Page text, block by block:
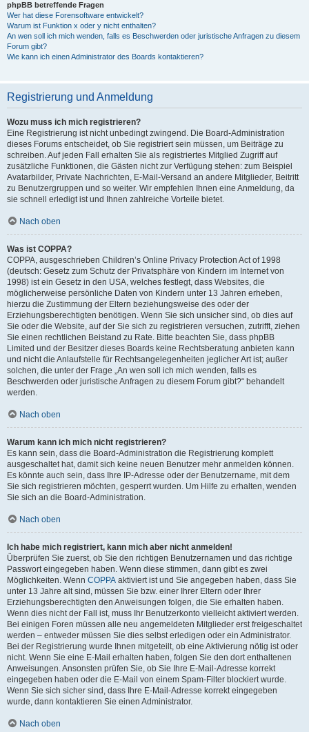
phpBB betreffende Fragen
Wer hat diese Forensoftware entwickelt?
Warum ist Funktion x oder y nicht enthalten?
An wen soll ich mich wenden, falls es Beschwerden oder juristische Anfragen zu diesem
Forum gibt?
Wie kann ich einen Administrator des Boards kontaktieren?
Registrierung und Anmeldung
Wozu muss ich mich registrieren?
Eine Registrierung ist nicht unbedingt zwingend. Die Board-Administration
dieses Forums entscheidet, ob Sie registriert sein müssen, um Beiträge zu
schreiben. Auf jeden Fall erhalten Sie als registriertes Mitglied Zugriff auf
zusätzliche Funktionen, die Gästen nicht zur Verfügung stehen: zum Beispiel
Avatarbilder, Private Nachrichten, E-Mail-Versand an andere Mitglieder, Beitritt
zu Benutzergruppen und so weiter. Wir empfehlen Ihnen eine Anmeldung, da
sie schnell erledigt ist und Ihnen zahlreiche Vorteile bietet.
Nach oben
Was ist COPPA?
COPPA, ausgeschrieben Children’s Online Privacy Protection Act of 1998
(deutsch: Gesetz zum Schutz der Privatsphäre von Kindern im Internet von
1998) ist ein Gesetz in den USA, welches festlegt, dass Websites, die
möglicherweise persönliche Daten von Kindern unter 13 Jahren erheben,
hierzu die Zustimmung der Eltern beziehungsweise des oder der
Erziehungsberechtigten benötigen. Wenn Sie sich unsicher sind, ob dies auf
Sie oder die Website, auf der Sie sich zu registrieren versuchen, zutrifft, ziehen
Sie einen rechtlichen Beistand zu Rate. Bitte beachten Sie, dass phpBB
Limited und der Besitzer dieses Boards keine Rechtsberatung anbieten kann
und nicht die Anlaufstelle für Rechtsangelegenheiten jeglicher Art ist; außer
solchen, die unter der Frage „An wen soll ich mich wenden, falls es
Beschwerden oder juristische Anfragen zu diesem Forum gibt?“ behandelt
werden.
Nach oben
Warum kann ich mich nicht registrieren?
Es kann sein, dass die Board-Administration die Registrierung komplett
ausgeschaltet hat, damit sich keine neuen Benutzer mehr anmelden können.
Es könnte auch sein, dass Ihre IP-Adresse oder der Benutzername, mit dem
Sie sich registrieren möchten, gesperrt wurden. Um Hilfe zu erhalten, wenden
Sie sich an die Board-Administration.
Nach oben
Ich habe mich registriert, kann mich aber nicht anmelden!
Überprüfen Sie zuerst, ob Sie den richtigen Benutzernamen und das richtige
Passwort eingegeben haben. Wenn diese stimmen, dann gibt es zwei
Möglichkeiten. Wenn COPPA aktiviert ist und Sie angegeben haben, dass Sie
unter 13 Jahre alt sind, müssen Sie bzw. einer Ihrer Eltern oder Ihrer
Erziehungsberechtigten den Anweisungen folgen, die Sie erhalten haben.
Wenn dies nicht der Fall ist, muss Ihr Benutzerkonto vielleicht aktiviert werden.
Bei einigen Foren müssen alle neu angemeldeten Mitglieder erst freigeschaltet
werden – entweder müssen Sie dies selbst erledigen oder ein Administrator.
Bei der Registrierung wurde Ihnen mitgeteilt, ob eine Aktivierung nötig ist oder
nicht. Wenn Sie eine E-Mail erhalten haben, folgen Sie den dort enthaltenen
Anweisungen. Ansonsten prüfen Sie, ob Sie Ihre E-Mail-Adresse korrekt
eingegeben haben oder die E-Mail von einem Spam-Filter blockiert wurde.
Wenn Sie sich sicher sind, dass Ihre E-Mail-Adresse korrekt eingegeben
wurde, dann kontaktieren Sie einen Administrator.
Nach oben